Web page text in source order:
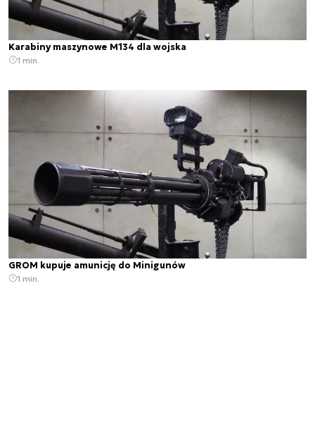
Karabiny maszynowe M134 dla wojska
1 min.
GROM kupuje amunicję do Minigunów
1 min.